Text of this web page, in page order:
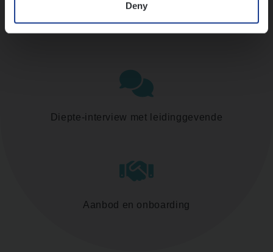
Deny
Diepte-interview met leidinggevende
Aanbod en onboarding